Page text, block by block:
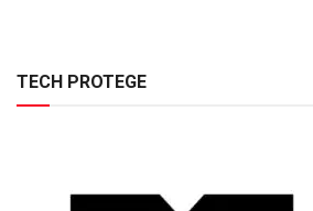
TECH PROTEGE